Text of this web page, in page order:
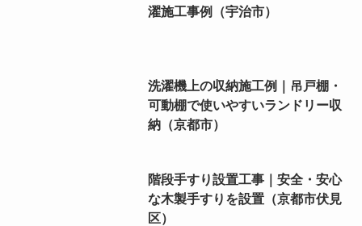
濯施工事例（宇治市）
洗濯機上の収納施工例｜吊戸棚・
可動棚で使いやすいランドリー収
納（京都市）
階段手すり設置工事｜安全・安心
な木製手すりを設置（京都市伏見
区）